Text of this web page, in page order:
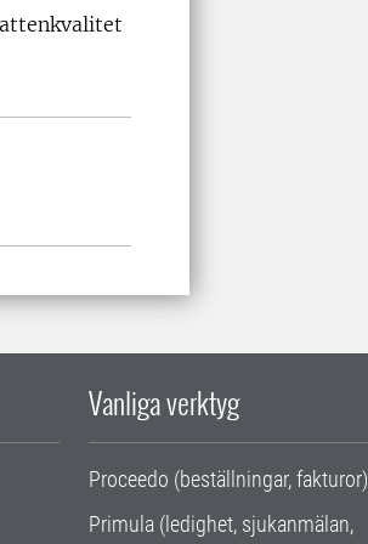
Vanliga verktyg
Proceedo (beställningar, fakturor)
Primula (ledighet, sjukanmälan,